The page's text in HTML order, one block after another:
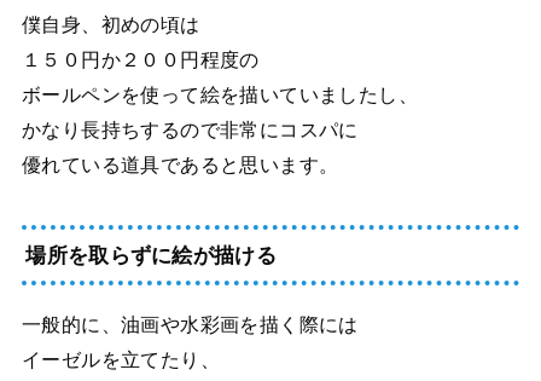
僕自身、初めの頃は
１５０円か２００円程度の
ボールペンを使って絵を描いていましたし、
かなり長持ちするので非常にコスパに
優れている道具であると思います。
場所を取らずに絵が描ける
一般的に、油画や水彩画を描く際には
イーゼルを立てたり、